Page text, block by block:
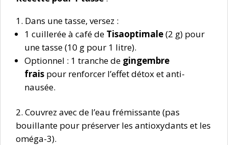
Dans une tasse, versez :
1 cuillerée à café de Tisaoptimale(2 g) pour
une tasse (10 g pour 1 litre).
Optionnel : 1 tranche de gingembre
frais pour renforcer l’effet détox et anti-
nausée.
Couvrez avec de l’eau frémissante (pas
bouillante pour préserver les antioxydants et les
oméga-3).